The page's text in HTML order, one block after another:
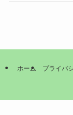
ホーム プライバ